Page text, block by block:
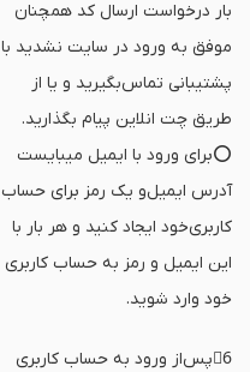
بار درخواست ارسال کد همچنان
موفق به ورود در سایت نشدید با
پشتیبانی تماس‌بگیرید و یا از
طریق چت انلاین پیام بگذارید.
⭕️برای ورود با ایمیل میبایست
آدرس ایمیل‌و یک رمز برای حساب
کاربری‌خود ایجاد کنید و هر بار با
این ایمیل و رمز به حساب کاربری
خود وارد شوید.
6⃣پس‌از ورود به حساب کاربری